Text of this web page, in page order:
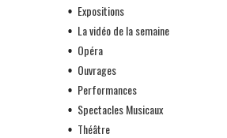
Expositions
La vidéo de la semaine
Opéra
Ouvrages
Performances
Spectacles Musicaux
Théâtre